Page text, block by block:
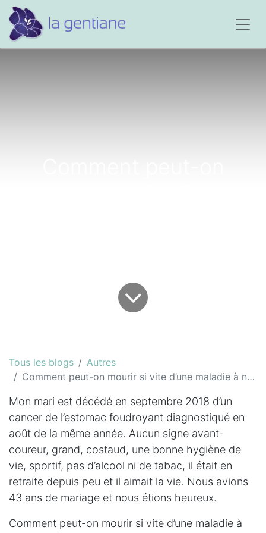
Tous les blogs
Autres
Comment peut-on mourir si vite d’une maladie à notre époque?
Mon mari est décédé en septembre 2018 d’un
cancer de l’estomac foudroyant diagnostiqué en
août de la même année. Aucun signe avant-
coureur, grand, costaud, une bonne hygiène de
vie, sportif, pas d’alcool ni de tabac, il était en
retraite depuis peu et il aimait la vie. Nous avions
43 ans de mariage et nous étions heureux.
Comment peut-on mourir si vite d’une maladie à